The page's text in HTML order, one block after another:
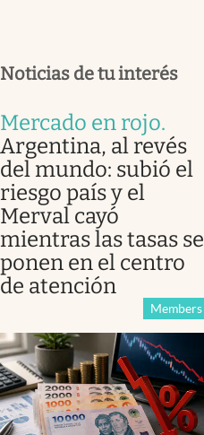
Noticias de tu interés
Mercado en rojo.
Argentina, al revés
del mundo: subió el
riesgo país y el
Merval cayó
mientras las tasas se
ponen en el centro
de atención
Members